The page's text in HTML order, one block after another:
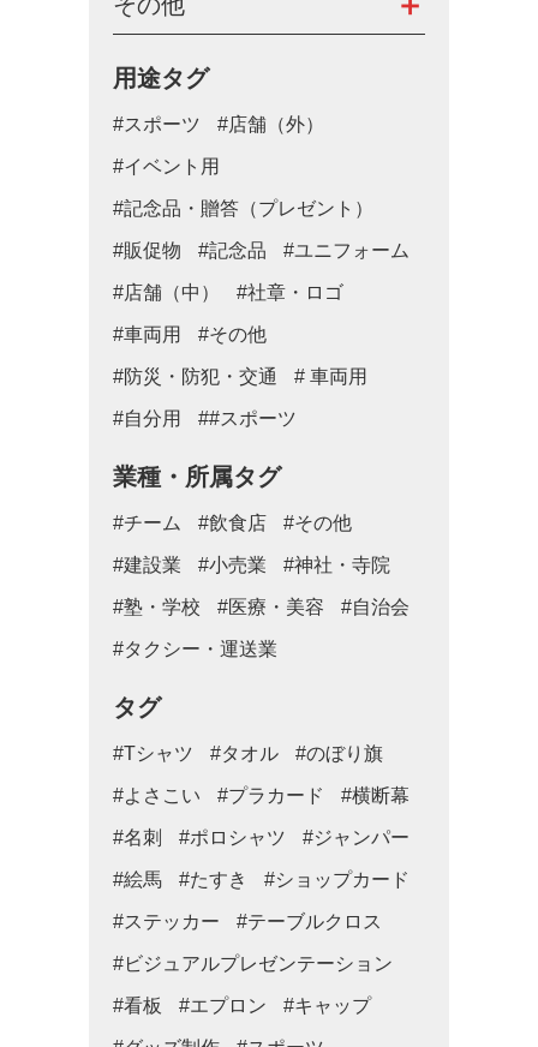
用途タグ
#スポーツ #店舗（外）
#イベント用
#記念品・贈答（プレゼント）
#販促物 #記念品 #ユニフォーム
#店舗（中） #社章・ロゴ
#車両用 #その他
#防災・防犯・交通 # 車両用
#自分用 ##スポーツ
業種・所属タグ
#チーム #飲食店 #その他
#建設業 #小売業 #神社・寺院
#塾・学校 #医療・美容 #自治会
#タクシー・運送業
タグ
#Tシャツ #タオル #のぼり旗
#よさこい #プラカード #横断幕
#名刺 #ポロシャツ #ジャンパー
#絵馬 #たすき #ショップカード
#ステッカー #テーブルクロス
#ビジュアルプレゼンテーション
#看板 #エプロン #キャップ